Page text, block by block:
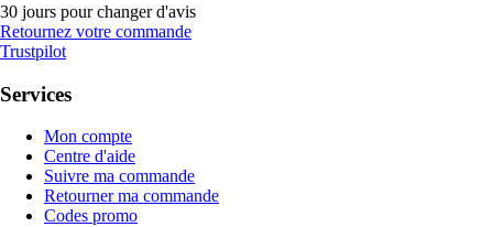
30 jours pour changer d'avis
Retournez votre commande
Trustpilot
Services
Mon compte
Centre d'aide
Suivre ma commande
Retourner ma commande
Codes promo